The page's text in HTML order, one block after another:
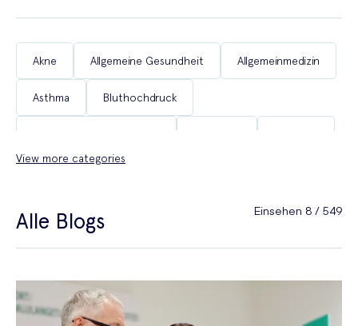
Akne Allgemeine Gesundheit Allgemeinmedizin
Asthma Bluthochdruck
Haarausfall Heuschnupfen Männergesundheit
Menopause Migräne Rauchfrei werden
Reisemedizin Schlaf
View more categories
Alle Blogs Einsehen 8 / 549